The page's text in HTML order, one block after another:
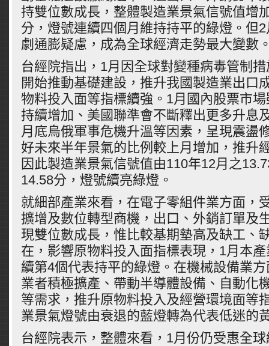
持雙位數成長，整體製造業景氣信號值增
分，燈號連續四個月維持持平的綠燈。但
劇通膨疑慮，成為全球經濟走勢最大變數
台經院指出，1月因全球對變種病毒管制
開始推動基礎建設，推升我國製造業出口
物料投入面等指標續強。1月國內股票市
持續增加、美國聯準會不斷釋出更多升息
月底烏俄軍事危機升溫等因素，呈現震盪
好未來半年景氣的比例較上月增加，推升
因此製造業景氣信號值由110年12月之
14.58分，燈號續亮綠燈。
就細部產業來看，在電子零組件業方面，
擴增及數位轉型商機，出口、外銷訂單及
現雙位數成長，惟比較基期墊高及缺工、
在，影響原物料投入面指標表現，1月本
續第4個代表持平的綠燈。在機械設備業
業者積極擴產、帶動半導體設備、自動化
等需求，推升原物料投入及經營環境面等
業景氣燈號由衰退的藍燈轉為代表低迷的
台經院表示，整體來看，1月份仍受惠全